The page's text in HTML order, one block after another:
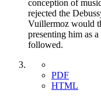
conception of
rejected the
Vuillermoz would
presenting him as
followed.
PDF
HTML